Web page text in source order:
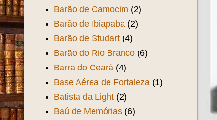
Barão de Camocim (2)
Barão de Ibiapaba (2)
Barão de Studart (4)
Barão do Rio Branco (6)
Barra do Ceará (4)
Base Aérea de Fortaleza (1)
Batista da Light (2)
Baú de Memórias (6)